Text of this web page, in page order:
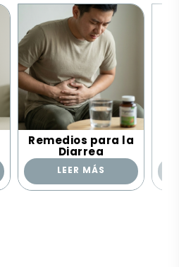
Remedios para la
Diarrea
LEER MÁS